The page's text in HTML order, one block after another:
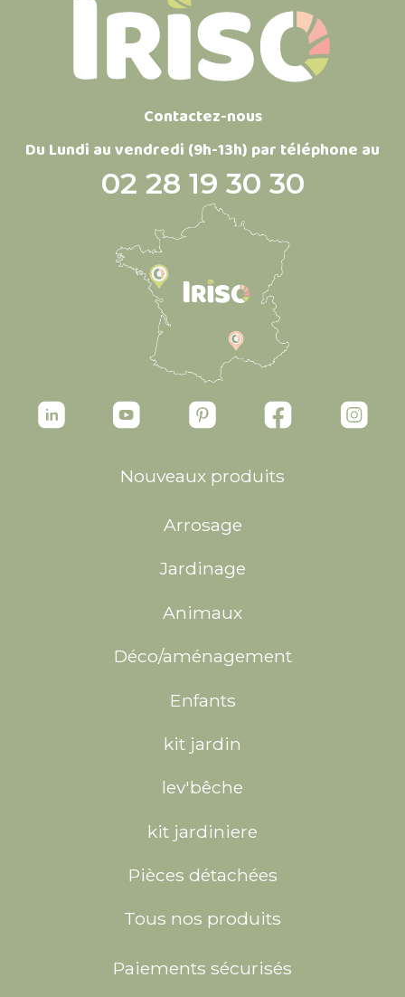
Contactez-nous
Du Lundi au vendredi (9h-13h) par téléphone au
02 28 19 30 30
Nouveaux produits
Arrosage
Jardinage
Animaux
Déco/aménagement
Enfants
kit jardin
lev'bêche
kit jardiniere
Pièces détachées
Tous nos produits
Paiements sécurisés